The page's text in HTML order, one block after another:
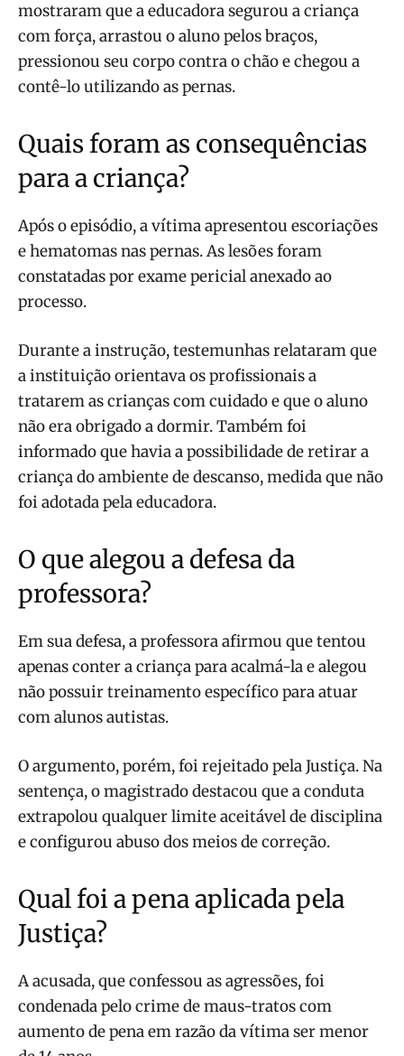
mostraram que a educadora segurou a criança
com força, arrastou o aluno pelos braços,
pressionou seu corpo contra o chão e chegou a
contê-lo utilizando as pernas.
Quais foram as consequências
para a criança?
Após o episódio, a vítima apresentou escoriações
e hematomas nas pernas. As lesões foram
constatadas por exame pericial anexado ao
processo.
Durante a instrução, testemunhas relataram que
a instituição orientava os profissionais a
tratarem as crianças com cuidado e que o aluno
não era obrigado a dormir. Também foi
informado que havia a possibilidade de retirar a
criança do ambiente de descanso, medida que não
foi adotada pela educadora.
O que alegou a defesa da
professora?
Em sua defesa, a professora afirmou que tentou
apenas conter a criança para acalmá-la e alegou
não possuir treinamento específico para atuar
com alunos autistas.
O argumento, porém, foi rejeitado pela Justiça. Na
sentença, o magistrado destacou que a conduta
extrapolou qualquer limite aceitável de disciplina
e configurou abuso dos meios de correção.
Qual foi a pena aplicada pela
Justiça?
A acusada, que confessou as agressões, foi
condenada pelo crime de maus-tratos com
aumento de pena em razão da vítima ser menor